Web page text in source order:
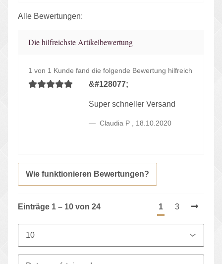
Alle Bewertungen:
Die hilfreichste Artikelbewertung
1 von 1 Kunde fand die folgende Bewertung hilfreich
&#128077;
Super schneller Versand
Claudia P 18.10.2020
Wie funktionieren Bewertungen?
Einträge 1 – 10 von 24 1 3